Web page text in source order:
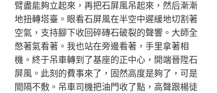
臂盡能夠立起來，再把石屏風吊起來，然后漸漸
地扭轉塔臺。眼看石屏風在半空中遲緩地切割著
空氣，支持腳下收回碎磚石破裂的聲響。大師全
憋著氣看著。我也站在旁邊看著，手里拿著相
機。終于吊車轉到了基座的正中心，開端晉陞石
屏風。此刻的費事來了，固然高度是夠了，可是
間隔不敷。吊車司機把油門收了點，高聲跟楊徒